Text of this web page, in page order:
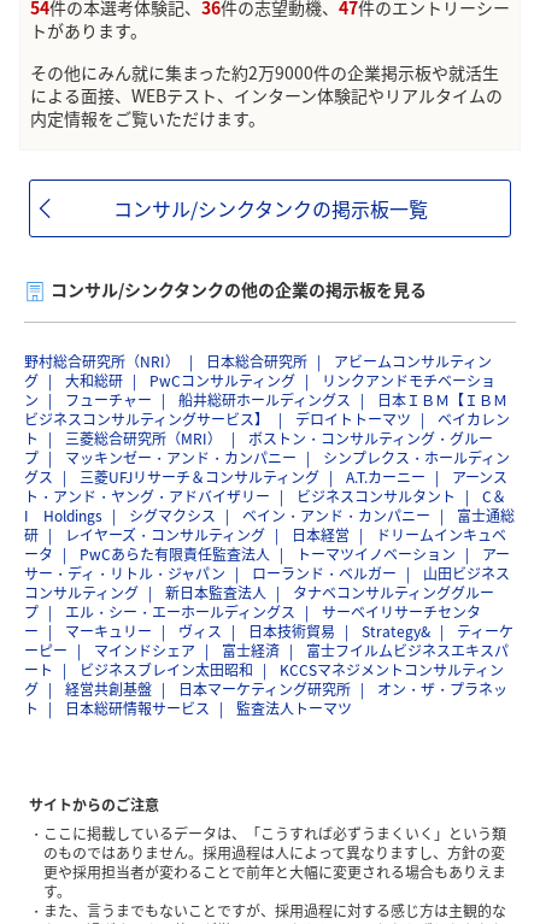
54件の本選考体験記、 36件の志望動機、 47件のエントリーシー
トがあります。
その他にみん就に集まった約2万9000件の企業掲示板や就活生
による面接、WEBテスト、インターン体験記やリアルタイムの
内定情報をご覧いただけます。
コンサル/シンクタンクの掲示板一覧
コンサル/シンクタンクの他の企業の掲示板を見る
野村総合研究所（NRI） 日本総合研究所
アビームコンサルティン
グ
大和総研 PwCコンサルティング
リンクアンドモチベーショ
ン
フューチャー 船井総研ホールディングス
日本ＩＢＭ【ＩＢＭ
ビジネスコンサルティングサービス】
デロイトトーマツ
ベイカレン
ト
三菱総合研究所（MRI）
ボストン・コンサルティング・グルー
プ
マッキンゼー・アンド・カンパニー
シンプレクス・ホールディン
グス
三菱UFJリサーチ＆コンサルティング A.T.カーニー
アーンス
ト・アンド・ヤング・アドバイザリー
ビジネスコンサルタント
C＆
I Holdings
シグマクシス ベイン・アンド・カンパニー
富士通総
研
レイヤーズ・コンサルティング 日本経営
ドリームインキュベ
ータ
PwCあらた有限責任監査法人 トーマツイノベーション
アー
サー・ディ・リトル・ジャパン
ローランド・ベルガー
山田ビジネス
コンサルティング
新日本監査法人
タナベコンサルティンググルー
プ
エル・シー・エーホールディングス
サーベイリサーチセンタ
ー
マーキュリー ヴィス 日本技術貿易 Strategy&
ティーケ
ーピー
マインドシェア 富士経済
富士フイルムビジネスエキスパ
ート
ビジネスブレイン太田昭和
KCCSマネジメントコンサルティン
グ
経営共創基盤 日本マーケティング研究所
オン・ザ・プラネッ
ト
日本総研情報サービス 監査法人トーマツ
サイトからのご注意
ここに掲載しているデータは、「こうすれば必ずうまくいく」という類
のものではありません。採用過程は人によって異なりますし、方針の変
更や採用担当者が変わることで前年と大幅に変更される場合もありえま
す。
また、言うまでもないことですが、採用過程に対する感じ方は主観的な